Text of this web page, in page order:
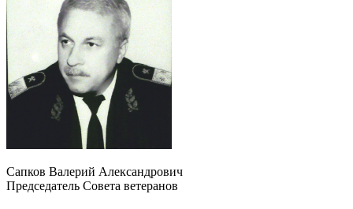
Сапков Валерий Александрович
Председатель Совета ветеранов